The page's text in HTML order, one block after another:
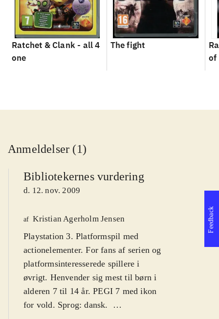
Ratchet & Clank - all 4
one
The fight
of
Anmeldelser (1)
Bibliotekernes vurdering
d. 12. nov. 2009
af Kristian Agerholm Jensen
Playstation 3. Platformspil med
actionelementer. For fans af serien og
platformsinteresserede spillere i
øvrigt. Henvender sig mest til børn i
alderen 7 til 14 år. PEGI 7 med ikon
for vold. Sprog: dansk.
Feedback